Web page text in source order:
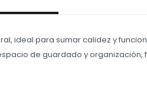
ideal para sumar calidez y
de guardado y